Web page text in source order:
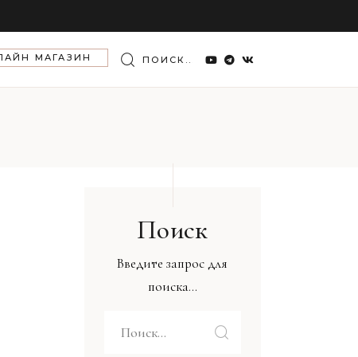
МАГАЗИН
Search
for:
Поиск
Введите запрос для
поиска...